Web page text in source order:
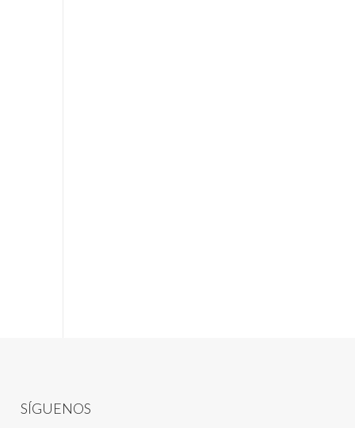
SÍGUENOS